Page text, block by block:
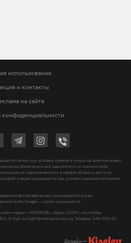
использования
и контакты
на сайте
конфиденциальности
только при условии прямой и открытой для поисковых
обязательна вне зависимости от полного либо
в подзаголовке или в первом абзаце и вести на
и видео разрешается при условии указания источника
фотографических произведений и/или
Getty Images – строго запрещается.
медиа - «VGORODE», Адрес: 02091, місто Київ,
1, E-mail:sunlight@mediadim.com.ua, Телефон: 044-205-43-
Дизайн —